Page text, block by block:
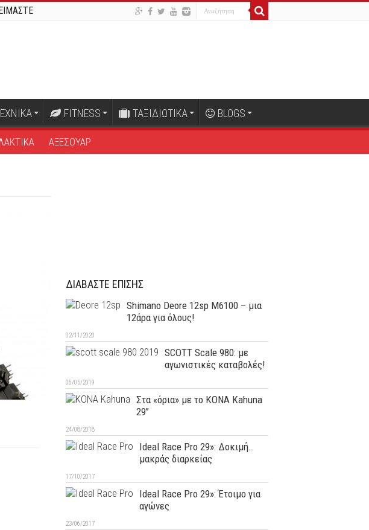
FITNESS ΤΑΞΙΔΙΩΤΙΚΑ BLOGS
ΑΞΕΣΟΥΑΡ
ΔΙΑΒΑΣΤΕ ΕΠΙΣΗΣ
Shimano Deore 12sp M6100 – μια
12άρα για όλους!
02/11/2020
SCOTT Scale 980: με
αγωνιστικές καταβολές!
06/05/2019
Στα «όρια» με το KONA Kahuna
29’’
24/08/2018
Ideal Race Pro 29»: Δοκιμή…
μακράς διαρκείας
17/10/2017
Ideal Race Pro 29»: Έτοιμο για
αγώνες
23/06/2017